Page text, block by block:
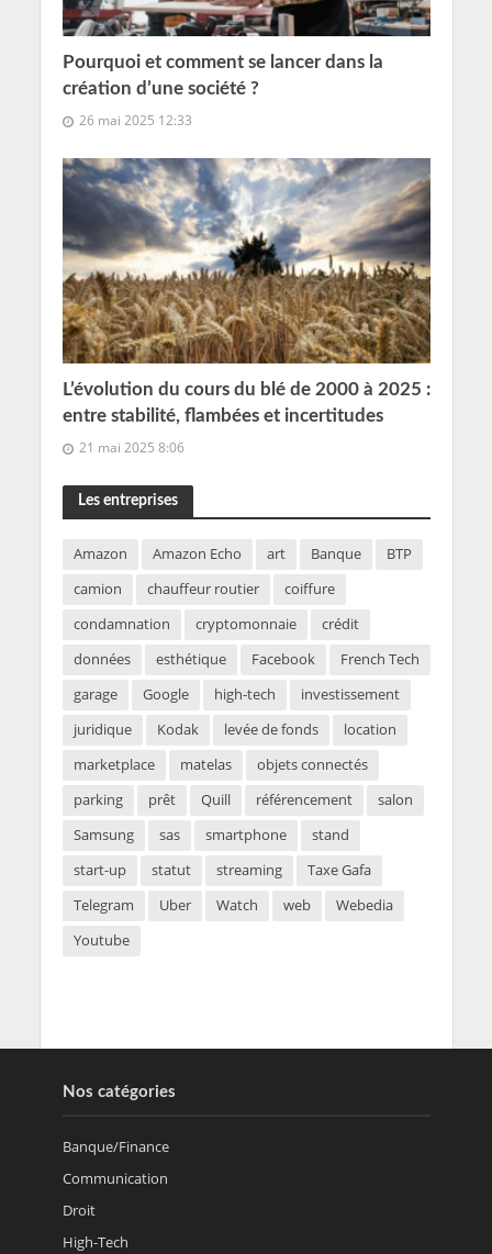
Pourquoi et comment se lancer dans la
création d’une société ?
26 mai 2025 12:33
L’évolution du cours du blé de 2000 à 2025 :
entre stabilité, flambées et incertitudes
21 mai 2025 8:06
Les entreprises
Amazon Amazon Echo art Banque
BTP
camion
chauffeur routier
coiffure
condamnation
cryptomonnaie
crédit
données
esthétique Facebook
French Tech
garage
Google high-tech
investissement
juridique
Kodak levée de fonds
location
marketplace
matelas
objets connectés
parking
prêt Quill référencement
salon
Samsung
sas smartphone
stand
start-up
statut streaming
Taxe Gafa
Telegram
Uber Watch web
Webedia
Youtube
Nos catégories
Banque/Finance
Communication
Droit
High-Tech